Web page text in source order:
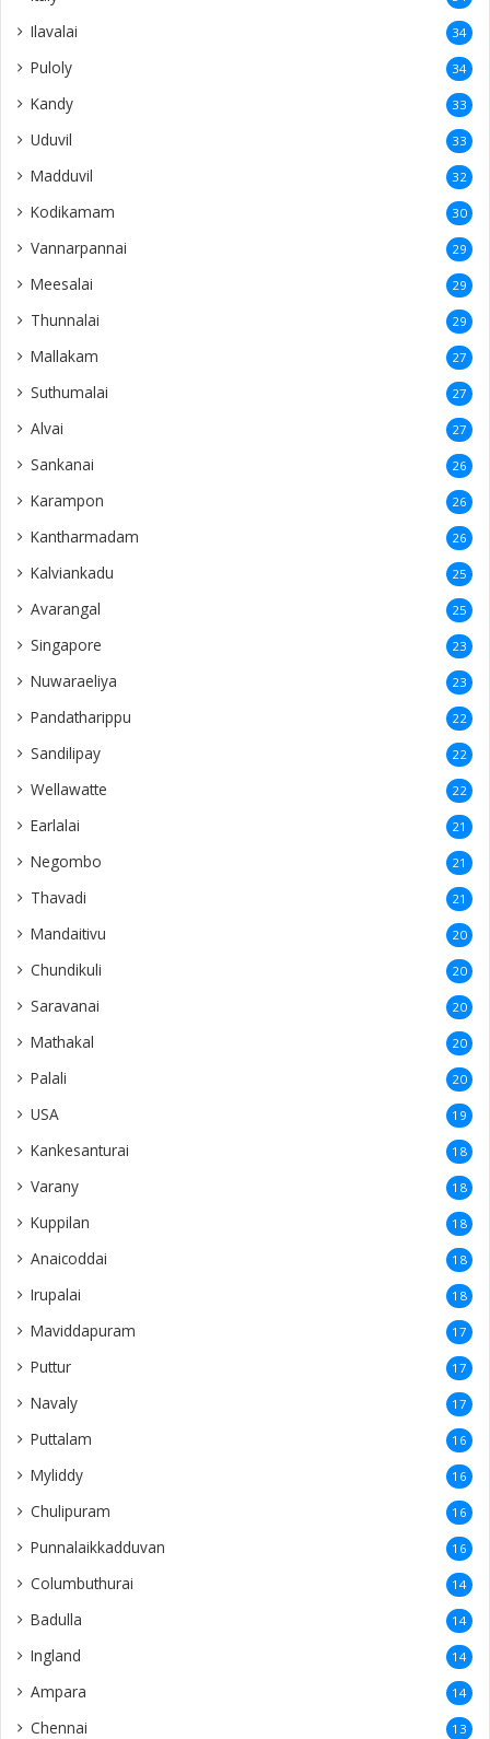
Ilavalai 34
Puloly 34
Kandy 33
Uduvil 33
Madduvil 32
Kodikamam 30
Vannarpannai 29
Meesalai 29
Thunnalai 29
Mallakam 27
Suthumalai 27
Alvai 27
Sankanai 26
Karampon 26
Kantharmadam 26
Kalviankadu 25
Avarangal 25
Singapore 23
Nuwaraeliya 23
Pandatharippu 22
Sandilipay 22
Wellawatte 22
Earlalai 21
Negombo 21
Thavadi 21
Mandaitivu 20
Chundikuli 20
Saravanai 20
Mathakal 20
Palali 20
USA 19
Kankesanturai 18
Varany 18
Kuppilan 18
Anaicoddai 18
Irupalai 18
Maviddapuram 17
Puttur 17
Navaly 17
Puttalam 16
Myliddy 16
Chulipuram 16
Punnalaikkadduvan 16
Columbuthurai 14
Badulla 14
Ingland 14
Ampara 14
Chennai 13